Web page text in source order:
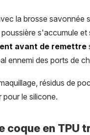
la brosse savonnée
s'accumule
avant de remettre
ennemi des ports de
résidus de
le silicone.
coque en TPU